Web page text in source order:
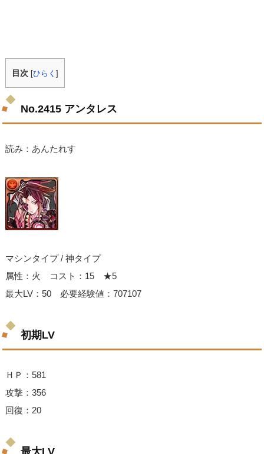
目次 [ひらく]
No.2415 アンタレス
読み：あんたれす
マシンタイプ / 神タイプ
属性：火 コスト：15 ★5
最大LV：50 必要経験値：707107
初期LV
ＨＰ：581
攻撃：356
回復：20